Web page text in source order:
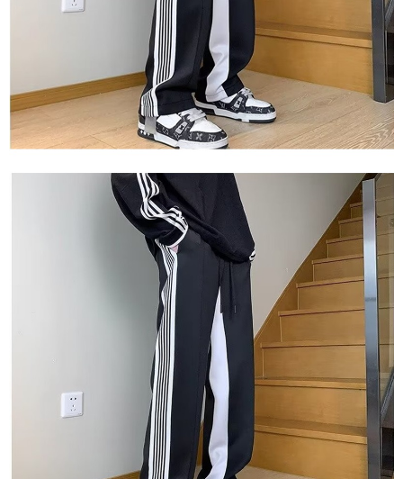
2. Melalui pautan SMS untuk membuka bil, anda boleh memilih untuk
membayar melalui "Kod bar kedai serbaneka / Kedai rasmi Taiwan
Mobile / Pemindahan bank / Pembayaran J街口 / iPASS MONEY" dan
【Nota Penting】
1. Perkhidmatan ini disediakan oleh "Taiwan Mobile Co., Ltd." untuk
membolehkan pengguna membeli produk atau perkhidmatan melalui
perkhidmatan ini semasa transaksi, dan kedai akan menyerahkan hak
menggunakan bil syarikat ini.
2. Berdasarkan tujuan kontrak persetujuan pembayaran menggunakan
"Pembayaran Ansuran Gogo", kedai akan memberikan maklumat peribadi
anda (termasuk nama, telefon atau alamat) kepada Taiwan Mobile untuk
pengumpulan, pemprosesan dan penggunaan, untuk pengesahan,
semakan dan pembetulan data yang diperlukan untuk bil ansuran oleh
3. Sila baca syarat perkhidmatan pengguna secara lengkap melalui
pautan berikut: https://oppay.tw/userRule